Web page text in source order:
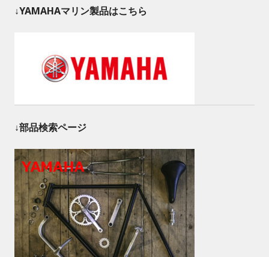
↓YAMAHAマリン製品はこちら
↓部品検索ページ